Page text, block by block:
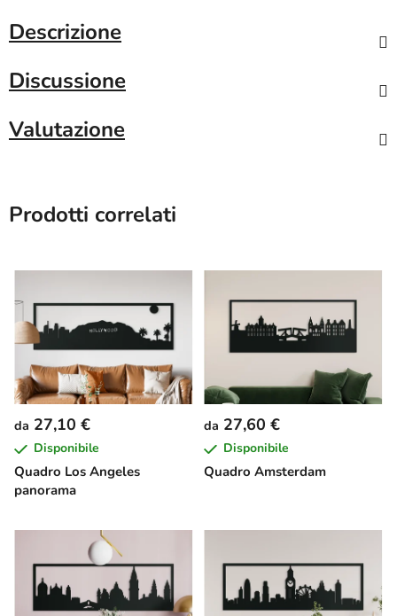
Descrizione
Discussione
Valutazione
Prodotti correlati
Quadro Los Angeles
panorama
da 27,10 €
Disponibile
Quadro Amsterdam
da 27,60 €
Disponibile